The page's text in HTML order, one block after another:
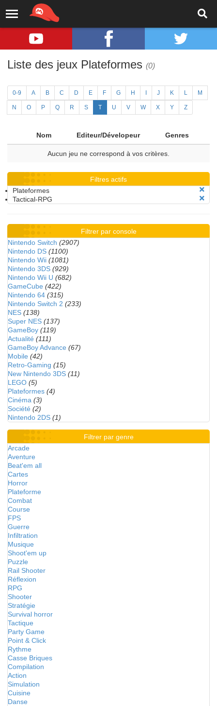
Liste des jeux Plateformes (0)
0-9 A B C D E F G H J K L M
N O P Q R S T U V W X Y Z
Nom Editeur/Dévelopeur Genres
Aucun jeu ne correspond à vos critères.
Filtres actifs
Plateformes
Tactical-RPG
Filtrer par console
Nintendo Switch (2907)
Nintendo DS (1100)
Nintendo Wii (1081)
Nintendo 3DS (929)
Nintendo Wii U (682)
GameCube (422)
Nintendo 64 (315)
Nintendo Switch 2 (233)
NES (138)
Super NES (137)
GameBoy (119)
Actualité (111)
GameBoy Advance (67)
Mobile (42)
Retro-Gaming (15)
New Nintendo 3DS (11)
LEGO (5)
Plateformes (4)
Cinéma (3)
Société (2)
Nintendo 2DS (1)
Filtrer par genre
Arcade
Aventure
Beat'em all
Cartes
Horror
Plateforme
Combat
Course
FPS
Guerre
Infiltration
Musique
Shoot'em up
Puzzle
Rail Shooter
Réflexion
RPG
Shooter
Stratégie
Survival horror
Tactique
Party Game
Point & Click
Rythme
Casse Briques
Compilation
Action
Simulation
Cuisine
Danse